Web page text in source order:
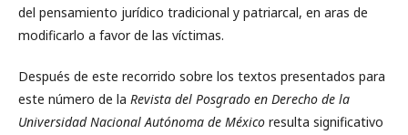
del pensamiento jurídico tradicional y patriarcal, en aras de
modificarlo a favor de las víctimas.
Después de este recorrido sobre los textos presentados para
este número de la Revista del Posgrado en Derecho de la
Universidad Nacional Autónoma de México resulta significativo